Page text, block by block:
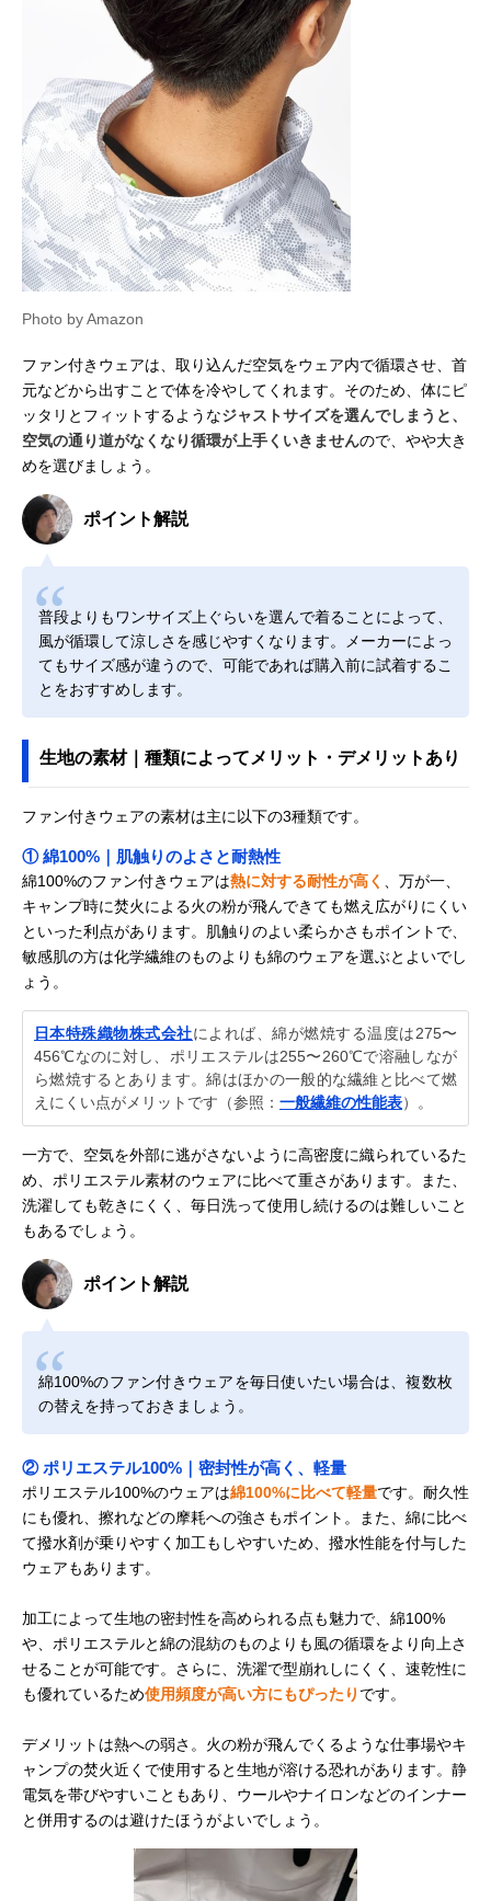
Photo by Amazon
ファン付きウェアは、取り込んだ空気をウェア内で循環させ、首
元などから出すことで体を冷やしてくれます。そのため、体にピ
ッタリとフィットするようなジャストサイズを選んでしまうと、
空気の通り道がなくなり循環が上手くいきませんので、やや大き
めを選びましょう。
ポイント解説
普段よりもワンサイズ上ぐらいを選んで着ることによって、
風が循環して涼しさを感じやすくなります。メーカーによっ
てもサイズ感が違うので、可能であれば購入前に試着するこ
とをおすすめします。
生地の素材｜種類によってメリット・デメリットあり
ファン付きウェアの素材は主に以下の3種類です。
① 綿100%｜肌触りのよさと耐熱性
綿100%のファン付きウェアは熱に対する耐性が高く
、万が一、
キャンプ時に焚火による火の粉が飛んできても燃え広がりにくい
といった利点があります。肌触りのよい柔らかさもポイントで、
敏感肌の方は化学繊維のものよりも綿のウェアを選ぶとよいでし
ょう。
日本特殊織物株式会社によれば、綿が燃焼する温度は275〜
456℃なのに対し、ポリエステルは255〜260℃で溶融しなが
ら燃焼するとあります。綿はほかの一般的な繊維と比べて燃
えにくい点がメリットです（参照： 一般繊維の性能表）。
一方で、空気を外部に逃がさないように高密度に織られているた
め、ポリエステル素材のウェアに比べて重さがあります。また、
洗濯しても乾きにくく、毎日洗って使用し続けるのは難しいこと
もあるでしょう。
ポイント解説
綿100%のファン付きウェアを毎日使いたい場合は、複数枚
の替えを持っておきましょう。
② ポリエステル100%｜密封性が高く、軽量
ポリエステル100%のウェアは綿100%に比べて軽量です。耐久性
にも優れ、擦れなどの摩耗への強さもポイント。また、綿に比べ
て撥水剤が乗りやすく加工もしやすいため、撥水性能を付与した
ウェアもあります。
加工によって生地の密封性を高められる点も魅力で、綿100%
や、ポリエステルと綿の混紡のものよりも風の循環をより向上さ
せることが可能です。さらに、洗濯で型崩れしにくく、速乾性に
も優れているため使用頻度が高い方にもぴったり です。
デメリットは熱への弱さ。火の粉が飛んでくるような仕事場やキ
ャンプの焚火近くで使用すると生地が溶ける恐れがあります。静
電気を帯びやすいこともあり、ウールやナイロンなどのインナー
と併用するのは避けたほうがよいでしょう。